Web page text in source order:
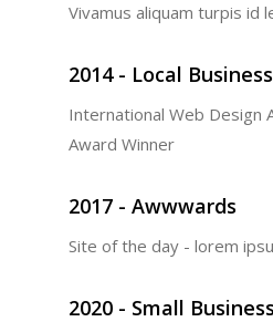
Vivamus aliquam turpis id
2014 - Local
International Web Design
Award Winner
2017 - Awwwards
Site of the day - lorem
2020 - Small